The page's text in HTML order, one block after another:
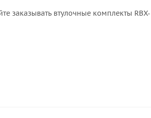
заказывать втулочные комплекты